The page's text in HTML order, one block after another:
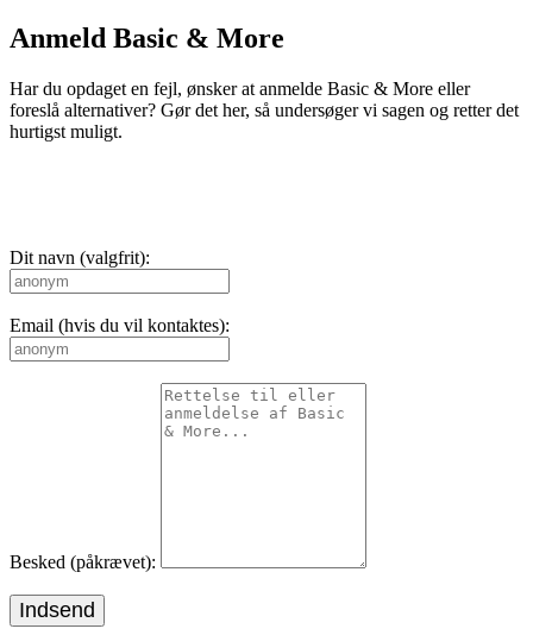
Anmeld Basic & More
Har du opdaget en fejl, ønsker at anmelde Basic & More eller
foreslå alternativer? Gør det her, så undersøger vi sagen og retter det
hurtigst muligt.
Dit navn (valgfrit):
Email (hvis du vil kontaktes):
Besked (påkrævet):
Indsend